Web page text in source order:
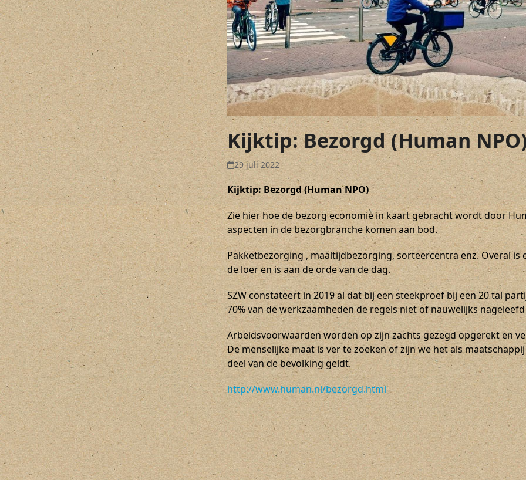
Kijktip: Bezorgd (Human
29 juli 2022
Kijktip: Bezorgd (Human NPO)
Zie hier hoe de bezorg economie in kaart gebracht wordt door
aspecten in de bezorgbranche komen aan bod.
Pakketbezorging , maaltijdbezorging, sorteercentra enz. Overal
de loer en is aan de orde van de dag.
SZW constateert in 2019 al dat bij een steekproef bij een 20 tal
70% van de werkzaamheden de regels niet of nauwelijks
Arbeidsvoorwaarden worden op zijn zachts gezegd opgerekt en
De menselijke maat is ver te zoeken of zijn we het als
deel van de bevolking geldt.
http://www.human.nl/bezorgd.html